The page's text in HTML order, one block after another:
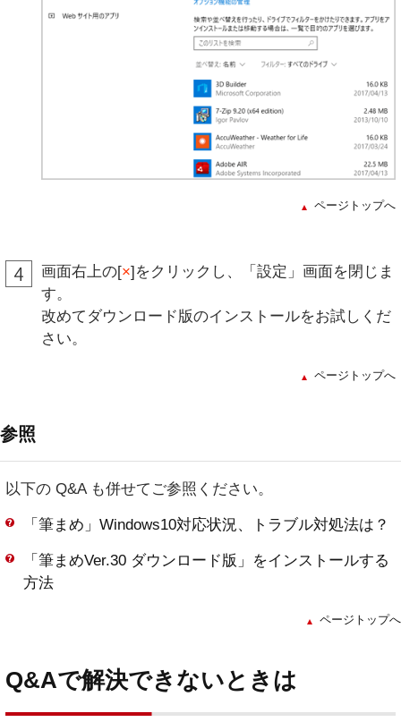
ページトップへ
画面右上の[×]をクリックし、「設定」画面を閉じま
す。
改めてダウンロード版のインストールをお試しくだ
さい。
ページトップへ
参照
以下の Q&A も併せてご参照ください。
「筆まめ」Windows10対応状況、トラブル対処法は？
「筆まめVer.30 ダウンロード版」をインストールする
方法
ページトップへ
Q&Aで解決できないときは